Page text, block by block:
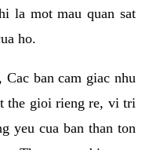
la mot mau quan sat
ho.
Cac ban cam giac nhu
the gioi rieng re, vi tri
yeu cua ban than ton